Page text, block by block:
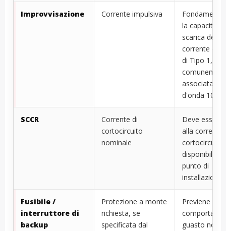
Improvvisazione Corrente impulsiva
la capacità di
scarica della
corrente di
di Tipo 1,
associata
d'onda 10/
SCCR
Corrente di
cortocircuito
nominale
Deve essere
alla corrente
cortocircuito
disponibile
punto di
installazione
Fusibile /
interruttore di
backup
Protezione a monte
richiesta, se
specificata dal
Previene
guasto non